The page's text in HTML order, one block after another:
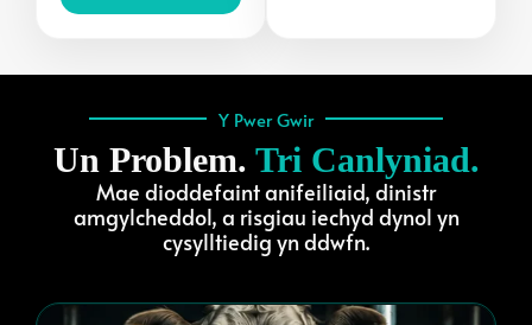
Y Pwer Gwir
Un Problem. Tri Canlyniad.
Mae dioddefaint anifeiliaid, dinistr
amgylcheddol, a risgiau iechyd dynol yn
cysylltiedig yn ddwfn.